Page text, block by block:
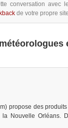
conversation avec
de votre propre
propose des produits
Nouvelle Orléans.